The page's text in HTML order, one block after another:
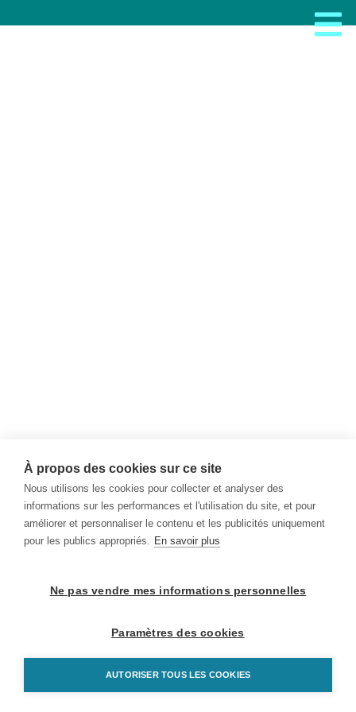
À propos des cookies sur ce site
Nous utilisons les cookies pour collecter et analyser des
informations sur les performances et l'utilisation du site, et pour
améliorer et personnaliser le contenu et les publicités uniquement
pour les publics appropriés. En savoir plus
Ne pas vendre mes informations personnelles
Paramètres des cookies
AUTORISER TOUS LES COOKIES